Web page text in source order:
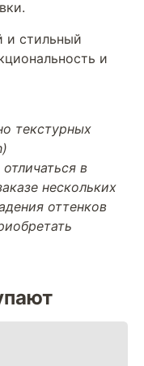
и стильный
и
текстурных
в
нескольких
оттенков